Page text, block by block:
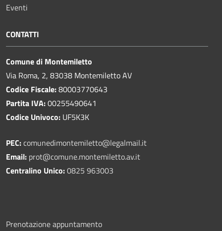
Eventi
CONTATTI
Comune di Montemiletto
Via Roma, 2, 83038 Montemiletto AV
Codice Fiscale:80003770643
Partita IVA:00255490641
Codice Univoco: UF5K3K
PEC:comunedimontemiletto@legalmail.it
Email: prot@comune.montemiletto.av.it
Centralino Unico:0825 963003
Prenotazione appuntamento